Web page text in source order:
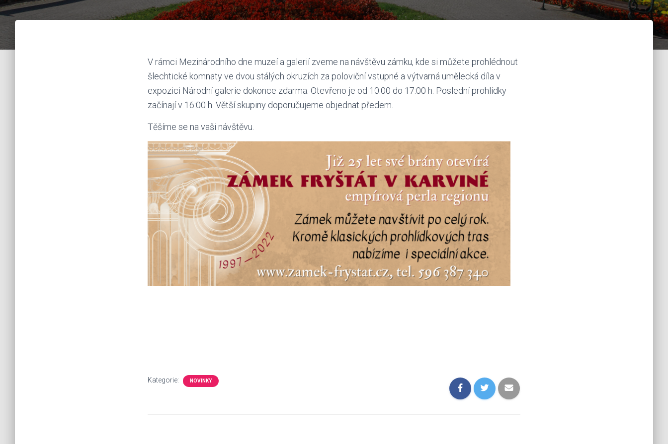
V rámci Mezinárodního dne muzeí a galerií zveme na návštěvu zámku, kde si můžete prohlédnout
šlechtické komnaty ve dvou stálých okruzích za poloviční vstupné a výtvarná umělecká díla v
expozici Národní galerie dokonce zdarma. Otevřeno je od 10:00 do 17:00 h. Poslední prohlídky
začínají v 16:00 h. Větší skupiny doporučujeme objednat předem.
Těšíme se na vaši návštěvu.
Kategorie: NOVINKY